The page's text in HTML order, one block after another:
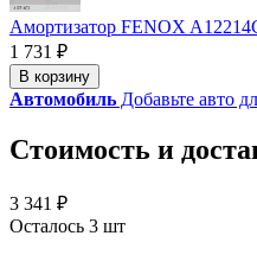
Амортизатор FENOX
1 731 ₽
В корзину
Автомобиль Добавьте авто
Стоимость и
3 341 ₽
Осталось 3 шт